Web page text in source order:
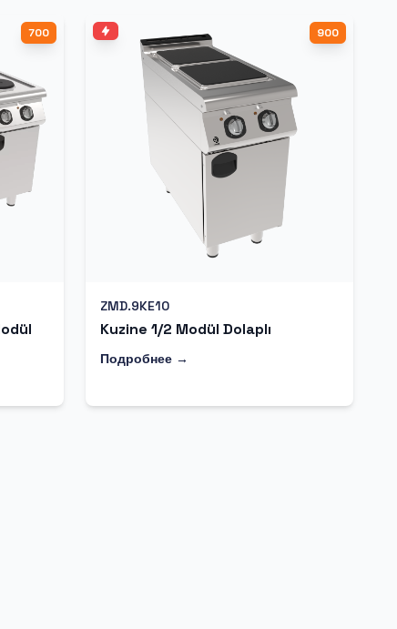
700 900
ZMD.9KE10
Kuzine 1/2 Modül Dolaplı
Подробнее →